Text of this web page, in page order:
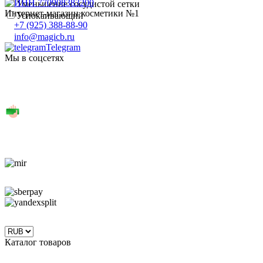
Уменьшение сосудистой сетки
Успокаивающий
Интернет-магазин косметики №1
+7 (925) 388-88-90
info@magicb.ru
Telegram
Мы в соцсетях
Каталог товаров